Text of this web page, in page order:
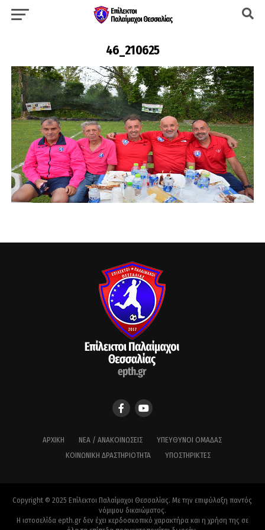
46_210625
ΑΡΧΙΚΉ ΝΈΑ / ΑΝΑΚΟΙΝΏΣΕΙΣ
ΥΠΕΎΘΥΝΟΙ ΟΜΆΔΑΣ
ΚΟΙΝΩΝΙΚΉ ΔΡΑΣΤΗΡΙΌΤΗΤΑ
ΥΠΟΣΤΗΡΙΚΤΈΣ
Copyright © 2025 Επίλεκτοι Παλαίμαχοι Θεσσαλίας. Με την επιφύλαξη παντός
νόμιμου δικαιώματος.
Η ιστοσελίδα epth.gr δεν έχει κερδοσκοπικό χαρακτήρα και η χρήση της σε